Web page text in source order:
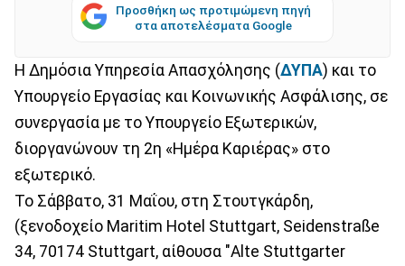
Προσθήκη ως προτιμώμενη πηγή
στα αποτελέσματα Google
Η Δημόσια Υπηρεσία Απασχόλησης (ΔΥΠΑ) και το
Υπουργείο Εργασίας και Κοινωνικής Ασφάλισης, σε
συνεργασία με το Υπουργείο Εξωτερικών,
διοργανώνουν τη 2η «Ημέρα Καριέρας» στο
εξωτερικό.
Το Σάββατο, 31 Μαΐου, στη Στουτγκάρδη,
(ξενοδοχείο Maritim Hotel Stuttgart, Seidenstraße
34, 70174 Stuttgart, αίθουσα "Alte Stuttgarter